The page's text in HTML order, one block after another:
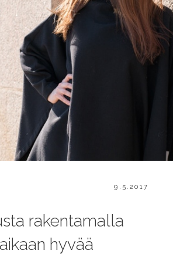
POSTED
9.5.2017
rakentamalla
hyvää